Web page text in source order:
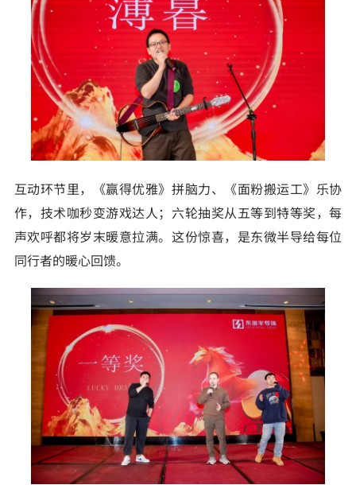
互动环节里，《赢得优雅》拼脑力、《面粉搬运工》乐协
作，技术咖秒变游戏达人；六轮抽奖从五等到特等奖，每
声欢呼都将岁末暖意拉满。这份惊喜，是东微半导给每位
同行者的暖心回馈。